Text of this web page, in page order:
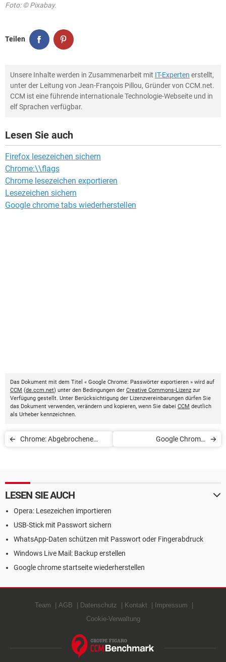
Foto: © Pixabay.
Teilen
Unsere Inhalte werden in Zusammenarbeit mit IT-Experten erstellt,
unter der Leitung von Jean-François Pillou, Gründer von CCM.net.
CCM ist eine führende internationale Technologie-Webseite und in
elf Sprachen verfügbar.
Lesen Sie auch
Firefox lesezeichen sichern
Chrome:\\flags
Chrome lesezeichen exportieren
Lesezeichen sichern
Google chrome tabs wiederherstellen
Das Dokument mit dem Titel « Google Chrome: Passwörter exportieren » wird auf
CCM (de.ccm.net) unter den Bedingungen der Creative Commons-Lizenz zur
Verfügung gestellt. Unter Berücksichtigung der Lizenzvereinbarungen dürfen Sie
das Dokument verwenden, verändern und kopieren, wenn Sie dabei CCM deutlich
als Urheber kennzeichnen.
Chrome: Abgebrochene
Google Chrome:
LESEN SIE AUCH
Opera: Lesezeichen importieren
USB-Stick mit Passwort sichern
WhatsApp-Daten schützen mit Passwort oder Fingerabdruck
Windows Live Mail: Backup erstellen
Google chrome startseite wiederherstellen
Team AGB Datenschutz Kontakt
Impressum
Cookie-Verwaltung